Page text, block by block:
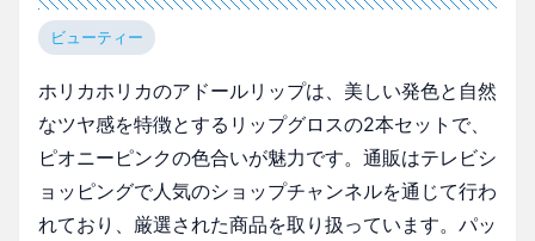
ビューティー
ホリカホリカのアドールリップは、美しい発色と自然
なツヤ感を特徴とするリップグロスの2本セットで、
ピオニーピンクの色合いが魅力です。通販はテレビシ
ョッピングで人気のショップチャンネルを通じて行わ
れており、厳選された商品を取り扱っています。パッ